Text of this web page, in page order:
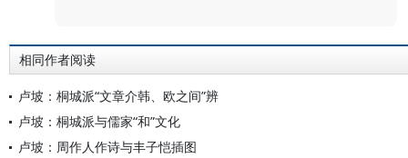
相同作者阅读
卢坡：桐城派“文章介韩、欧之间”辨
卢坡：桐城派与儒家“和”文化
卢坡：周作人作诗与丰子恺插图